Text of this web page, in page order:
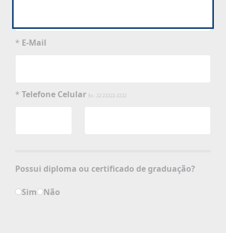
* E-Mail
* Telefone Celular Ex.: 22 22222-2222
Possui diploma ou certificado de graduação?
Sim Não